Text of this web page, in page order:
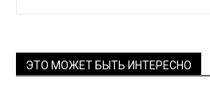
ЭТО МОЖЕТ БЫТЬ ИНТЕРЕСНО